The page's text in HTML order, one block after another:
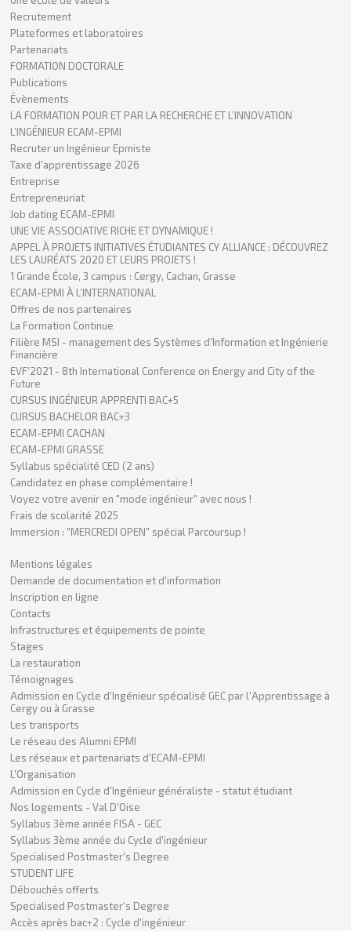
Recrutement
Plateformes et laboratoires
Partenariats
FORMATION DOCTORALE
Publications
Évènements
LA FORMATION POUR ET PAR LA RECHERCHE ET L’INNOVATION
L’INGÉNIEUR ECAM-EPMI
Recruter un Ingénieur Epmiste
Taxe d'apprentissage 2026
Entreprise
Entrepreneuriat
Job dating ECAM-EPMI
UNE VIE ASSOCIATIVE RICHE ET DYNAMIQUE !
APPEL À PROJETS INITIATIVES ÉTUDIANTES CY ALLIANCE : DÉCOUVREZ
LES LAURÉATS 2020 ET LEURS PROJETS !
1 Grande École, 3 campus : Cergy, Cachan, Grasse
ECAM-EPMI À L’INTERNATIONAL
Offres de nos partenaires
La Formation Continue
Filière MSI - management des Systèmes d'Information et Ingénierie
Financière
EVF'2021 - 8th International Conference on Energy and City of the
Future
CURSUS INGÉNIEUR APPRENTI BAC+5
CURSUS BACHELOR BAC+3
ECAM-EPMI CACHAN
ECAM-EPMI GRASSE
Syllabus spécialité CED (2 ans)
Candidatez en phase complémentaire !
Voyez votre avenir en "mode ingénieur" avec nous !
Frais de scolarité 2025
Immersion : "MERCREDI OPEN" spécial Parcoursup !
Mentions légales
Demande de documentation et d'information
Inscription en ligne
Contacts
Infrastructures et équipements de pointe
Stages
La restauration
Témoignages
Admission en Cycle d'Ingénieur spécialisé GEC par l'Apprentissage à
Cergy ou à Grasse
Les transports
Le réseau des Alumni EPMI
Les réseaux et partenariats d'ECAM-EPMI
L'Organisation
Admission en Cycle d'Ingénieur généraliste - statut étudiant
Nos logements - Val D'Oise
Syllabus 3ème année FISA - GEC
Syllabus 3ème année du Cycle d'ingénieur
Specialised Postmaster's Degree
STUDENT LIFE
Débouchés offerts
Specialised Postmaster's Degree
Accès après bac+2 : Cycle d'ingénieur